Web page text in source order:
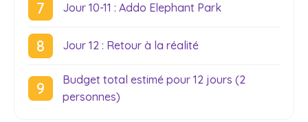
Jour 10-11 : Addo Elephant Park
Jour 12 : Retour à la réalité
Budget total estimé pour 12 jours (2
personnes)